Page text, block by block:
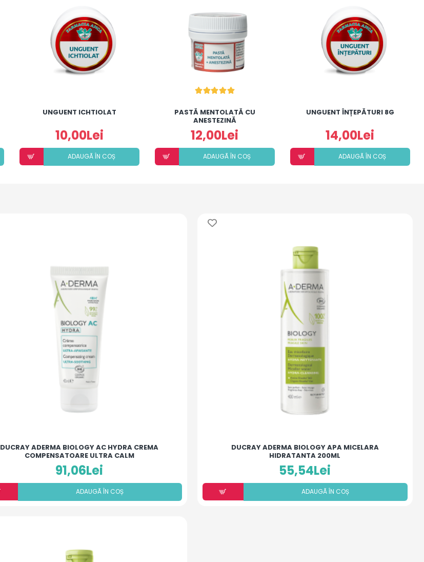
UNGUENT ICHTIOLAT
10,00Lei
ADAUGÃ ÎN COȘ
PASTĂ MENTOLATĂ CU
ANESTEZINĂ
12,00Lei
ADAUGÃ ÎN COȘ
UNGUENT ÎNȚEPĂTURI 8G
14,00Lei
ADAUGÃ ÎN COȘ
DUCRAY ADERMA BIOLOGY AC HYDRA CREMA
COMPENSATOARE ULTRA CALM
91,06Lei
ADAUGÃ ÎN COȘ
DUCRAY ADERMA BIOLOGY APA MICELARA
HIDRATANTA 200ML
55,54Lei
ADAUGÃ ÎN COȘ